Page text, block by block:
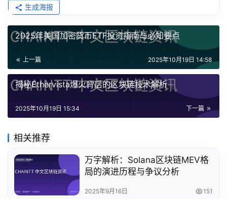
生成海报
2025年美国加密货币ETF投资指南与必知要点
上一篇 2025年10月19日 14:58
揭秘Ethervista爆火背后的区块链技术解析
下一篇
2025年10月19日 15:34
相关推荐
万字解析：Solana区块链MEV格
局的演进历程与争议分析
2025年9月16日 151